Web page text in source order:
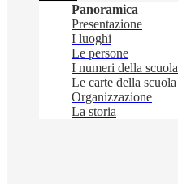
Panoramica
Presentazione
I luoghi
Le persone
I numeri della scuola
Le carte della scuola
Organizzazione
La storia